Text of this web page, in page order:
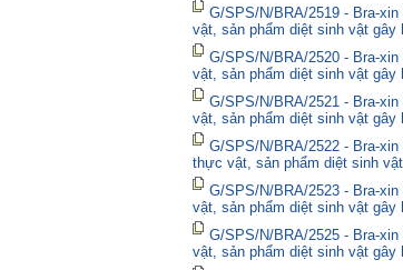
G/SPS/N/BRA/2519 - Bra-
vật, sản phẩm diệt sinh vật gây
G/SPS/N/BRA/2520 - Bra-
vật, sản phẩm diệt sinh vật gây
G/SPS/N/BRA/2521 - Bra-
vật, sản phẩm diệt sinh vật gây
G/SPS/N/BRA/2522 - Bra-
thực vật, sản phẩm diệt sinh
G/SPS/N/BRA/2523 - Bra-
vật, sản phẩm diệt sinh vật gây
G/SPS/N/BRA/2525 - Bra-
vật, sản phẩm diệt sinh vật gây